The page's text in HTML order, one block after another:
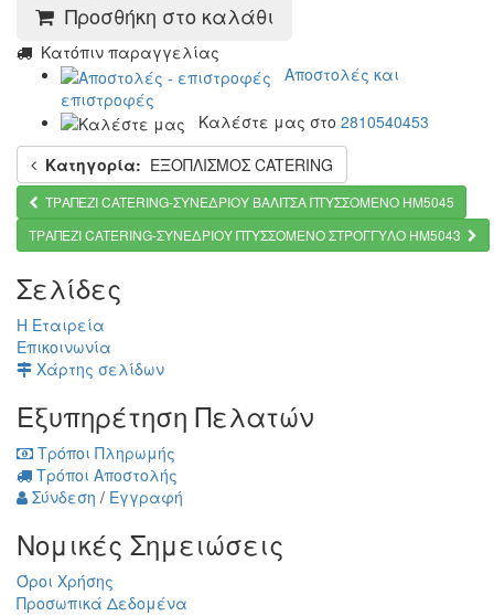
Προσθήκη στο καλάθι
Kατόπιν παραγγελίας
Αποστολές και
επιστροφές
Καλέστε μας στο 2810540453
Κατηγορία: ΕΞΟΠΛΙΣΜΟΣ CATERING
ΤΡΑΠΕΖΙ CATERING-ΣΥΝΕΔΡΙΟΥ ΒΑΛΙΤΣΑ ΠΤΥΣΣΟΜΕΝΟ HM5045
ΤΡΑΠΕΖΙ CATERING-ΣΥΝΕΔΡΙΟΥ ΠΤΥΣΣΟΜΕΝΟ ΣΤΡΟΓΓΥΛΟ HM5043
Σελίδες
Η Εταιρεία
Επικοινωνία
Χάρτης σελίδων
Εξυπηρέτηση Πελατών
Τρόποι Πληρωμής
Τρόποι Αποστολής
Σύνδεση / Εγγραφή
Νομικές Σημειώσεις
Όροι Χρήσης
Προσωπικά Δεδομένα